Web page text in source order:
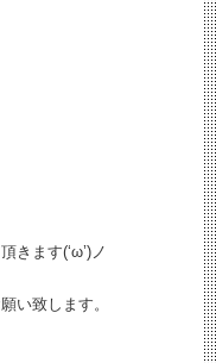
きます(‘ω’)ノ
い致します。